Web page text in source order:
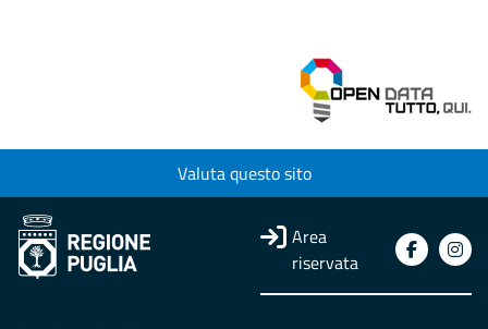
Valuta questo sito
Area
riservata